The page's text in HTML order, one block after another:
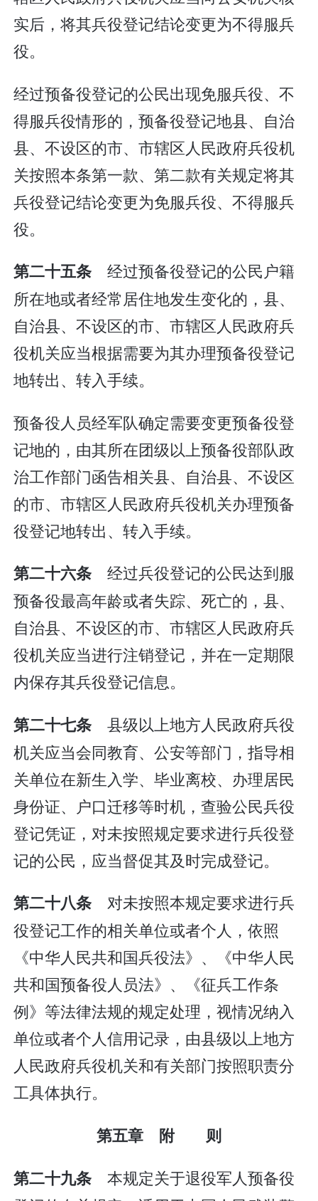
实后，将其兵役登记结论变更为不得服兵
役。
经过预备役登记的公民出现免服兵役、不
得服兵役情形的，预备役登记地县、自治
县、不设区的市、市辖区人民政府兵役机
关按照本条第一款、第二款有关规定将其
兵役登记结论变更为免服兵役、不得服兵
役。
第二十五条经过预备役登记的公民户籍
所在地或者经常居住地发生变化的，县、
自治县、不设区的市、市辖区人民政府兵
役机关应当根据需要为其办理预备役登记
地转出、转入手续。
预备役人员经军队确定需要变更预备役登
记地的，由其所在团级以上预备役部队政
治工作部门函告相关县、自治县、不设区
的市、市辖区人民政府兵役机关办理预备
役登记地转出、转入手续。
第二十六条经过兵役登记的公民达到服
预备役最高年龄或者失踪、死亡的，县、
自治县、不设区的市、市辖区人民政府兵
役机关应当进行注销登记，并在一定期限
内保存其兵役登记信息。
第二十七条县级以上地方人民政府兵役
机关应当会同教育、公安等部门，指导相
关单位在新生入学、毕业离校、办理居民
身份证、户口迁移等时机，查验公民兵役
登记凭证，对未按照规定要求进行兵役登
记的公民，应当督促其及时完成登记。
第二十八条对未按照本规定要求进行兵
役登记工作的相关单位或者个人，依照
《中华人民共和国兵役法》、《中华人民
共和国预备役人员法》、《征兵工作条
例》等法律法规的规定处理，视情况纳入
单位或者个人信用记录，由县级以上地方
人民政府兵役机关和有关部门按照职责分
工具体执行。
第五章 附 则
第二十九条 本规定关于退役军人预备役